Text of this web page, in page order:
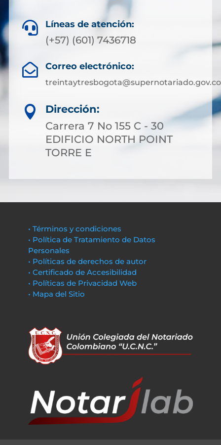
 Líneas de atención:
(+57) (601) 7436718
 Correo electrónico:
treintaytresbogota@supernotariado.gov.co

Dirección:
Carrera 7 No 155 C - 30
EDIFICIO NORTH POINT
TORRE E
• Términos y condiciones
• Política de Tratamiento de Datos
Personales
• Políticas de derechos de autor
• Certificado de Accesibilidad
• Políticas de Privacidad Web
• Mapa del Sitio